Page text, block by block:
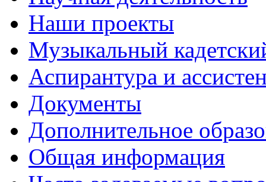
Наши проекты
Музыкальный
Аспирантура и
Документы
Дополнительное
Общая информация